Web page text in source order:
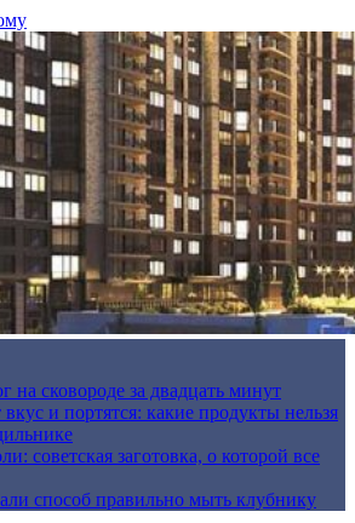
на сковороде за двадцать минут
и портятся: какие продукты нельзя
советская заготовка, о которой все
способ правильно мыть клубнику